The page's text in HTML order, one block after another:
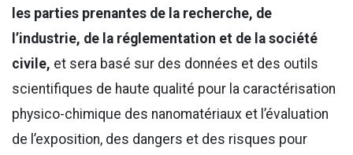
les parties prenantes de la recherche, de
l’industrie, de la réglementation et de la société
civile, et sera basé sur des données et des outils
scientifiques de haute qualité pour la caractérisation
physico-chimique des nanomatériaux et l’évaluation
de l’exposition, des dangers et des risques pour